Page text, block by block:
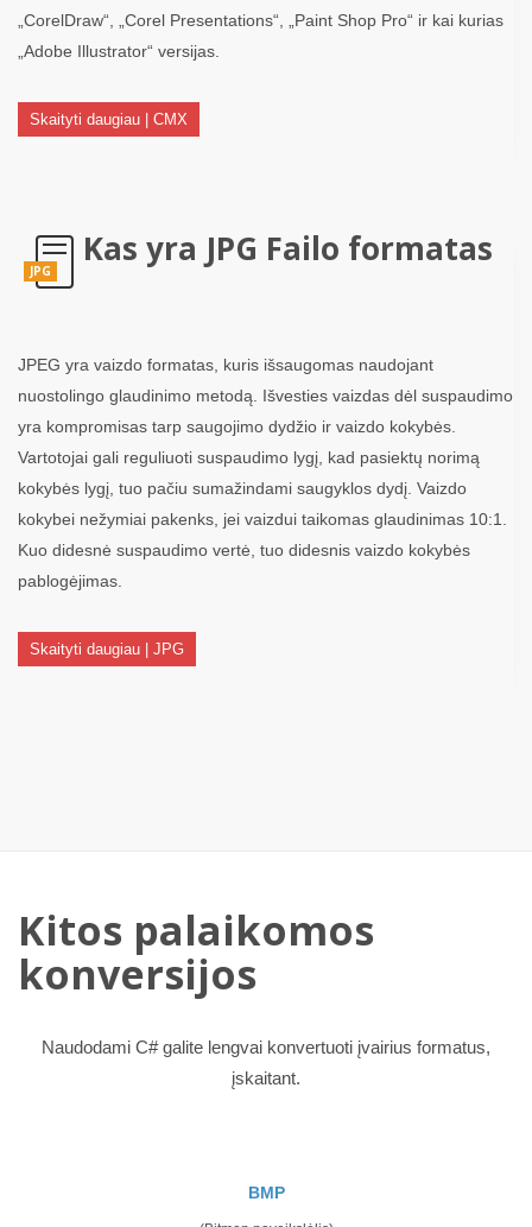
„CorelDraw“, „Corel Presentations“, „Paint Shop Pro“ ir kai kurias
„Adobe Illustrator“ versijas.
Skaityti daugiau | CMX
JPG
Kas yra JPG Failo formatas
JPEG yra vaizdo formatas, kuris išsaugomas naudojant
nuostolingo glaudinimo metodą. Išvesties vaizdas dėl suspaudimo
yra kompromisas tarp saugojimo dydžio ir vaizdo kokybės.
Vartotojai gali reguliuoti suspaudimo lygį, kad pasiektų norimą
kokybės lygį, tuo pačiu sumažindami saugyklos dydį. Vaizdo
kokybei nežymiai pakenks, jei vaizdui taikomas glaudinimas 10:1.
Kuo didesnė suspaudimo vertė, tuo didesnis vaizdo kokybės
pablogėjimas.
Skaityti daugiau | JPG
Kitos palaikomos
konversijos
Naudodami C# galite lengvai konvertuoti įvairius formatus,
įskaitant.
BMP